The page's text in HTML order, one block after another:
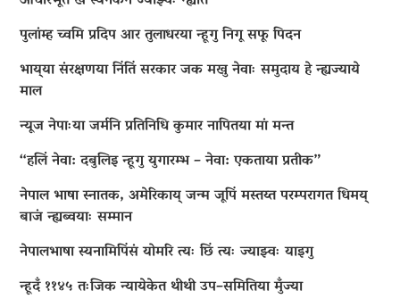
पुलांम्ह च्वमि प्रदिप आर तुलाधरया न्हूगु निगू सफू पिदन
भाय्‌या संरक्षणया निंतिं सरकार जक मखु नेवाः समुदाय हे न्ह्यज्याये
माल
न्यूज नेपाःया जर्मनि प्रतिनिधि कुमार नापितया मां मन्त
“हलिं नेवा: दबुलिइ न्हूगु युगारम्भ – नेवा: एकताया प्रतीक”
नेपाल भाषा स्नातक, अमेरिकाय् जन्म जूपिं मस्तय्त परम्परागत धिमय्
बाजं न्ह्यब्वयाः सम्मान
नेपालभाषा स्यनामिपिंसं योमरि त्यः छिं त्यः ज्याझ्वः याइगु
न्हूदँ ११४५ तःजिक न्यायेकेत थीथी उप–समितिया मुँज्या